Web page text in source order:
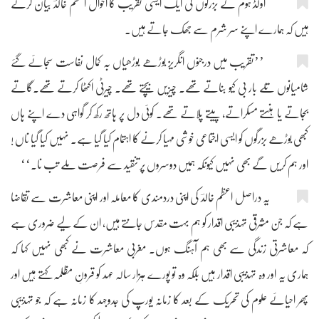
اولڈ ہوم کے بزرگوں کی ایک ایسی تقریب کا احوال اعظم خالدؔ بیان کرتے
ہیں کہ ہمارے اپنے سر شرم سے جھک جاتے ہیں۔
’’تقریب میں درجنوں انگریز بوڑھے بوڑھیاں بہ کمال نفاست سجائے گئے
شامیانوں تلے بار بی کیو بناتے تھے۔ چیزیں بیچتے تھے۔ چیرٹی اکٹھا کرتے تھے۔گاتے
بجاتے یا ہنستے مسکراتے، پیتے پلاتے تھے۔ کوئی دل پر ہاتھ رکھ کر گواہی دے اپنے ہاں
کبھی بوڑھے بزرگوں کو ایسی اجتماعی خوشی مہیا کرنے کا اہتمام کیا گیا ہے۔ نہیں کیا گیا ناں !
اور ہم کریں گے بھی نہیں کیونکہ ہمیں دوسروں پر تنقید سے فرصت ملے تب نا۔‘‘
یہ دراصل اعظم خالدؔ کی اپنی دردمندی کا معاملہ اور اپنی معاشرت سے تقاضا
ہے کہ جن مشرقی تہذیبی اقدار کو ہم بہت مقدس جانتے ہیں، ان کے لیے ضروری ہے
کہ معاشرتی زندگی سے بھی ہم آہنگ ہوں۔ مغربی معاشرت نے کبھی نہیں کہا کہ
ہماری یہ اور وہ تہذیبی اقدار ہیں بلکہ وہ تو پورے ہزار سالہ عہد کو قرونِ مظلمہ کہتے ہیں اور
پھر احیائے علوم کی تحریک کے بعد کا زمانہ یورپ کی جدوجہد کا زمانہ ہے کہ جو تہذیبی